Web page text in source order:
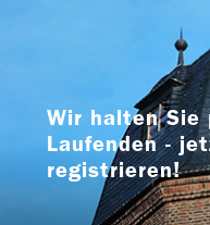
Wir halten Sie
Laufenden -
registrieren!